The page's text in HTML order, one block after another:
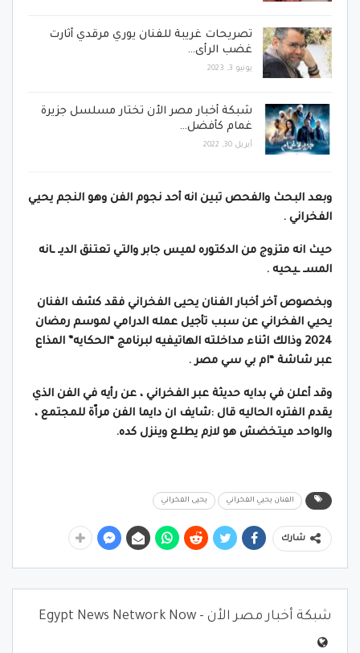
تصريحات غريبة للفنان يوري مرقدي أثارت
غضب الرأى…
يونيو 3, 2023
شبكة أخبار مصر الأن تختار مسلسل جزيرة
غمام كأفضل…
أبريل 30, 2022
وبعد البحث والفحص تبين انه أحد نجوم الفن وهو النجم يحيي
الفخراني .
حيث انه متزوج من الدكتوره لميس جابر والتي تعتنق الديـ ـانه
المسـ ـيحيه .
وبخصوص آخر أخبار الفنان يحيى الفخراني فقد كشف الفنان
يحيي الفخراني عن سبب تأجيل عمله الدرامي لموسم رمضان
2024 وذالك اثناء مداخلته الهاتيفيه لبرنامج “الحكايه” المذاع
عبر شاشة “ام بي سي مصر­ .
وقد أعلن في بدايه حديثة عبر الفخراني ، عن رأيه في الفن الذي
يقدم الفتره الحاليه قال :شايف ان دايما الفن مراّة للمجتمع ،
والواحد ميتخضش هو لازم يطلع وينزل كده.
الفنان يحيي الفخراني يحيى الفخراني
شارك
شبكة أخبار مصر الأن - Egypt News Network Now